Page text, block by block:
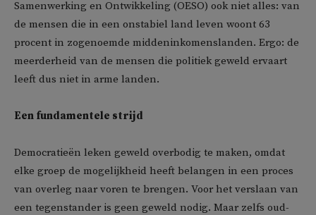
Samenwerking en Ontwikkeling (OESO) ook niet alles: van
de mensen die in een onstabiel land leven woont 63
procent in zogenoemde middeninkomenslanden. Ergo: de
meerderheid van de mensen die politiek geweld ervaart
leeft dus niet in arme landen.
Een fundamentele strijd
Democratieën leken geweld overbodig te maken, omdat
elke groep de mogelijkheid heeft belangen in een proces
van overleg naar voren te brengen. Voor het verslaan van
een tegenstander is geen geweld nodig. Maar zelfs oud-